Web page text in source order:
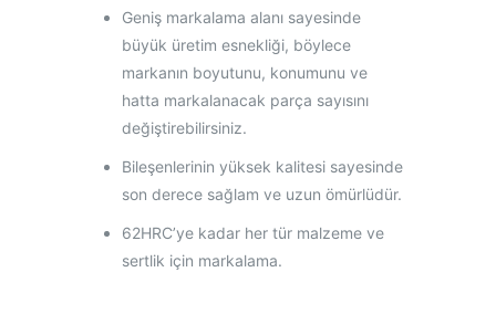
Geniş markalama alanı sayesinde
büyük üretim esnekliği, böylece
markanın boyutunu, konumunu ve
hatta markalanacak parça sayısını
değiştirebilirsiniz.
Bileşenlerinin yüksek kalitesi sayesinde
son derece sağlam ve uzun ömürlüdür.
62HRC’ye kadar her tür malzeme ve
sertlik için markalama.